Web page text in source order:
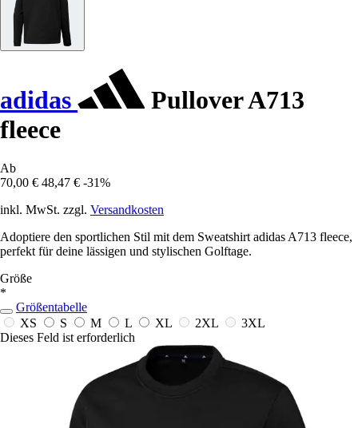
adidas
Pullover A713
fleece
Ab
70,00 € 48,47 € -31%
inkl. MwSt. zzgl. Versandkosten
Adoptiere den sportlichen Stil mit dem Sweatshirt adidas A713 fleece,
perfekt für deine lässigen und stylischen Golftage.
Größe
*
Größentabelle
XS
S M L XL 2XL
3XL
Dieses Feld ist erforderlich